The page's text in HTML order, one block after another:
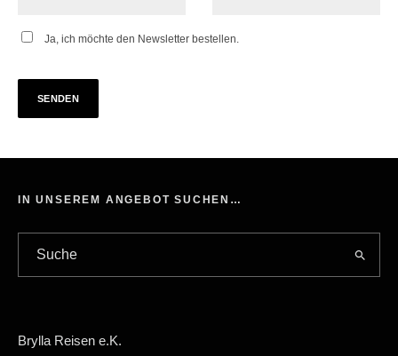
Ja, ich möchte den Newsletter bestellen.
IN UNSEREM ANGEBOT SUCHEN…
Brylla Reisen e.K.